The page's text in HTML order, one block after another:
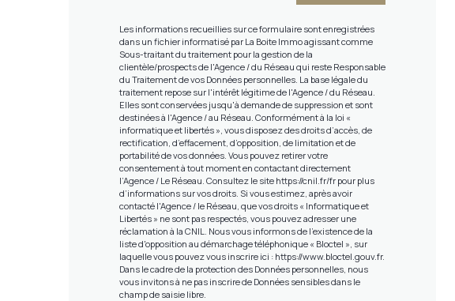
Les informations recueillies sur ce formulaire sont enregistrées
dans un fichier informatisé par La Boite Immo agissant comme
Sous-traitant du traitement pour la gestion de la
clientèle/prospects de l'Agence / du Réseau qui reste Responsable
du Traitement de vos Données personnelles. La base légale du
traitement repose sur l'intérêt légitime de l'Agence / du Réseau.
Elles sont conservées jusqu'à demande de suppression et sont
destinées à l'Agence / au Réseau. Conformément à la loi «
informatique et libertés », vous disposez des droits d’accès, de
rectification, d’effacement, d’opposition, de limitation et de
portabilité de vos données. Vous pouvez retirer votre
consentement à tout moment en contactant directement
l’Agence / Le Réseau. Consultez le site https://cnil.fr/frpour plus
d’informations sur vos droits. Si vous estimez, après avoir
contacté l'Agence / le Réseau, que vos droits « Informatique et
Libertés » ne sont pas respectés, vous pouvez adresser une
réclamation à la CNIL. Nous vous informons de l’existence de la
liste d'opposition au démarchage téléphonique « Bloctel », sur
laquelle vous pouvez vous inscrire ici : https://www.bloctel.gouv.fr.
Dans le cadre de la protection des Données personnelles, nous
vous invitons à ne pas inscrire de Données sensibles dans le
champ de saisie libre.